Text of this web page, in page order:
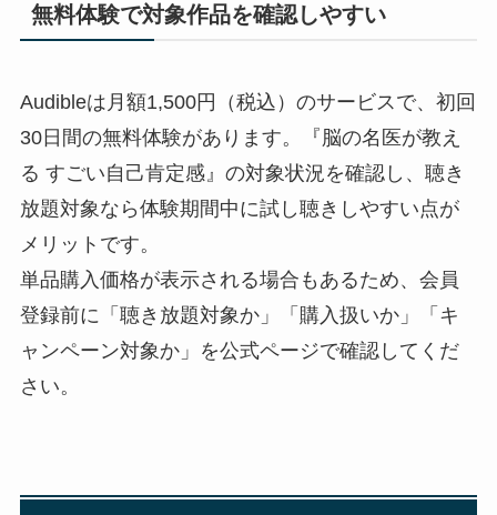
無料体験で対象作品を確認しやすい
Audibleは月額1,500円（税込）のサービスで、初回
30日間の無料体験があります。『脳の名医が教え
る すごい自己肯定感』の対象状況を確認し、聴き
放題対象なら体験期間中に試し聴きしやすい点が
メリットです。
単品購入価格が表示される場合もあるため、会員
登録前に「聴き放題対象か」「購入扱いか」「キ
ャンペーン対象か」を公式ページで確認してくだ
さい。